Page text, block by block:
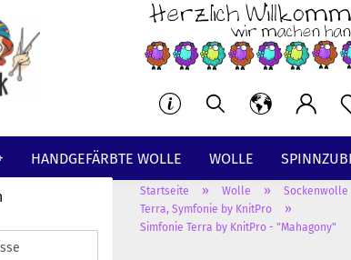
HANDGEFÄRBTE WOLLE WOLLE
WOLLE UNGEFÄRBT
Startseite » Wolle » Sockenwolle
Terra, Symfonie by KnitPro »
Simfonie Terra by KnitPro - "Mahagony"